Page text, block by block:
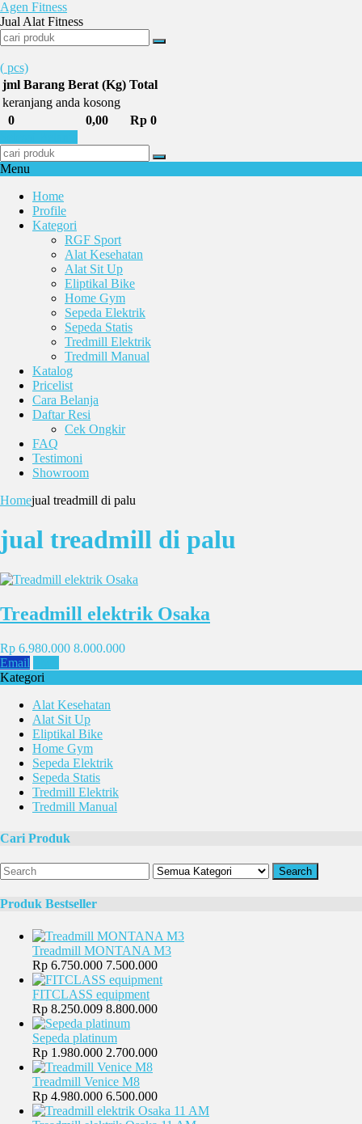
Agen Fitness
Jual Alat Fitness
( pcs)
jml Barang Berat (Kg) Total
keranjang anda kosong
0
0,00
Rp 0
Menu
Home
Profile
Kategori
RGF Sport
Alat Kesehatan
Alat Sit Up
Eliptikal Bike
Home Gym
Sepeda Elektrik
Sepeda Statis
Tredmill Elektrik
Tredmill Manual
Katalog
Pricelist
Cara Belanja
Daftar Resi
Cek Ongkir
FAQ
Testimoni
Showroom
Homejual treadmill di palu
jual treadmill di palu
Treadmill elektrik Osaka
Rp 6.980.000 8.000.000
Email
Kategori
Alat Kesehatan
Alat Sit Up
Eliptikal Bike
Home Gym
Sepeda Elektrik
Sepeda Statis
Tredmill Elektrik
Tredmill Manual
Cari Produk
Search
Produk Bestseller
Treadmill MONTANA M3
Rp 6.750.000 7.500.000
FITCLASS equipment
Rp 8.250.009 8.800.000
Sepeda platinum
Rp 1.980.000 2.700.000
Treadmill Venice M8
Rp 4.980.000 6.500.000